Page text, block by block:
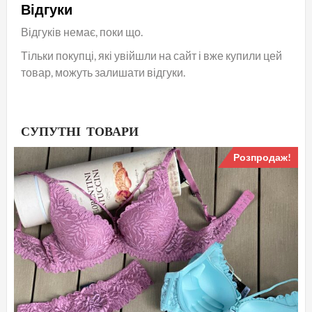
Відгуки
Відгуків немає, поки що.
Тільки покупці, які увійшли на сайт і вже купили цей
товар, можуть залишати відгуки.
СУПУТНІ ТОВАРИ
Розпродаж!